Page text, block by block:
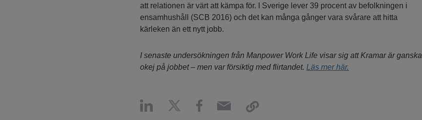
att relationen är värt att kämpa för. I Sverige lever 39 procent av befolkningen i
ensamhushåll (SCB 2016) och det kan många gånger vara svårare att hitta
kärleken än ett nytt jobb.
I senaste undersökningen från Manpower Work Life visar sig att Kramar är ganska
okej på jobbet – men var försiktig med flirtandet. Läs mer här.